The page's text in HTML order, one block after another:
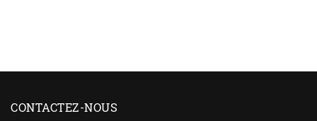
CONTACTEZ-NOUS